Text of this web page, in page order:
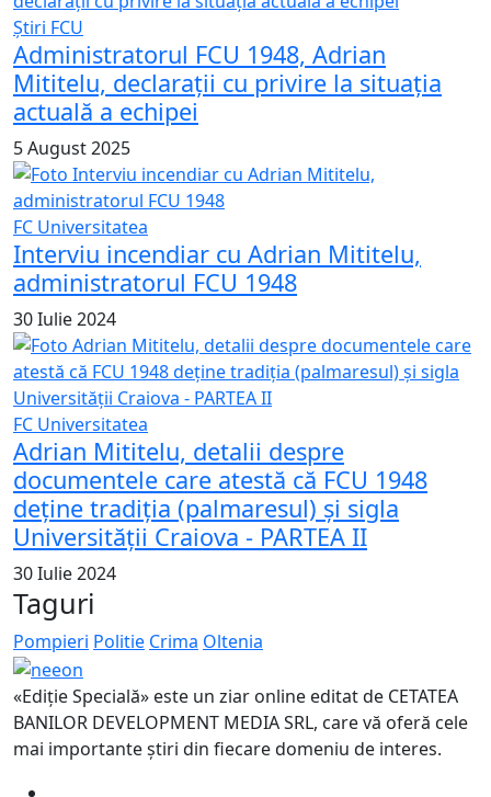
Știri FCU
Administratorul FCU 1948, Adrian
Mititelu, declarații cu privire la situația
actuală a echipei
5 August 2025
FC Universitatea
Interviu incendiar cu Adrian Mititelu,
administratorul FCU 1948
30 Iulie 2024
FC Universitatea
Adrian Mititelu, detalii despre
documentele care atestă că FCU 1948
deține tradiția (palmaresul) și sigla
Universității Craiova - PARTEA II
30 Iulie 2024
Taguri
Pompieri Politie Crima Oltenia
«Ediție Specială» este un ziar online editat de CETATEA
BANILOR DEVELOPMENT MEDIA SRL, care vă oferă cele
mai importante știri din fiecare domeniu de interes.